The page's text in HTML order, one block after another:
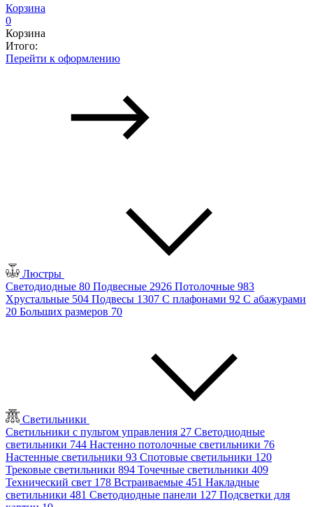
Корзина
0
Корзина
Итого:
Перейти к оформлению
Люстры
Светодиодные 80 Подвесные 2926 Потолочные 983
Хрустальные 504 Подвесы 1307 С плафонами 92 С абажурами
20 Больших размеров 70
Светильники
Светильники с пультом управления 27 Светодиодные
светильники 744 Настенно потолочные светильники 76
Настенные светильники 93 Спотовые светильники 120
Трековые светильники 894 Точечные светильники 409
Технический свет 178 Встраиваемые 451 Накладные
светильники 481 Светодиодные панели 127 Подсветки для